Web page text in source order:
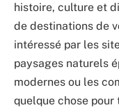
histoire, culture et
de destinations de
intéressé par les
paysages naturels
modernes ou les
quelque chose